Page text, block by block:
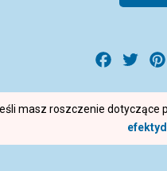
Facebook
masz roszczenie